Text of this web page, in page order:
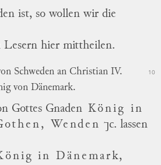
ist, so wollen wir die
Lesern hier mittheilen.
Schweden an Christian IV. 10
von Dänemark.
Gottes Gnaden König in
Wenden ⁊c. lassen
in Dänemark,